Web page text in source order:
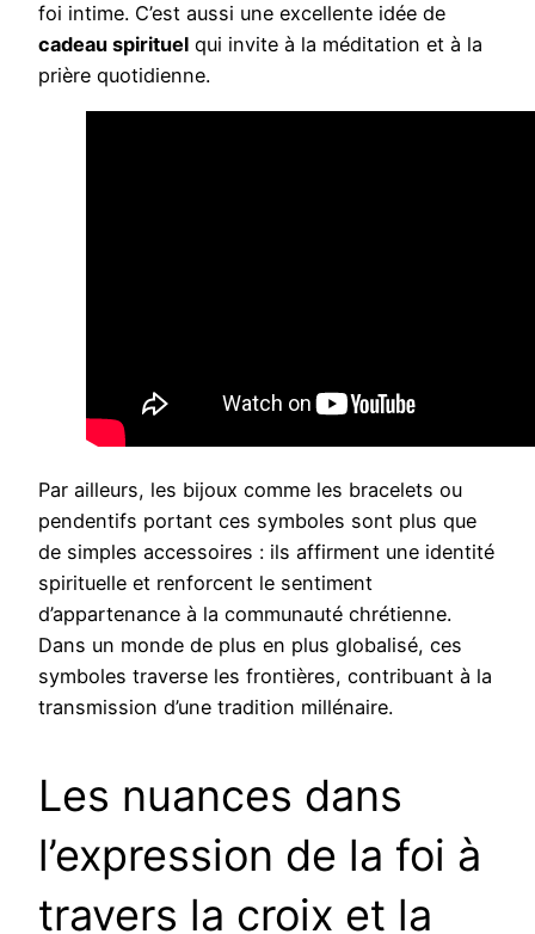
foi intime. C’est aussi une excellente idée de
cadeau spirituel qui invite à la méditation et à la
prière quotidienne.
Par ailleurs, les bijoux comme les bracelets ou
pendentifs portant ces symboles sont plus que
de simples accessoires : ils affirment une identité
spirituelle et renforcent le sentiment
d’appartenance à la communauté chrétienne.
Dans un monde de plus en plus globalisé, ces
symboles traverse les frontières, contribuant à la
transmission d’une tradition millénaire.
Les nuances dans
l’expression de la foi à
travers la croix et la